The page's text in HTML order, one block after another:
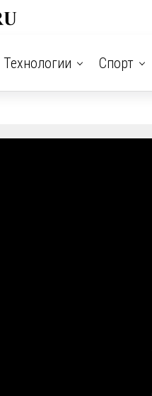
Технологии Спорт